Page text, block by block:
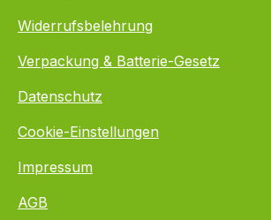
Widerrufsbelehrung
Verpackung & Batterie-Gesetz
Datenschutz
Cookie-Einstellungen
Impressum
AGB